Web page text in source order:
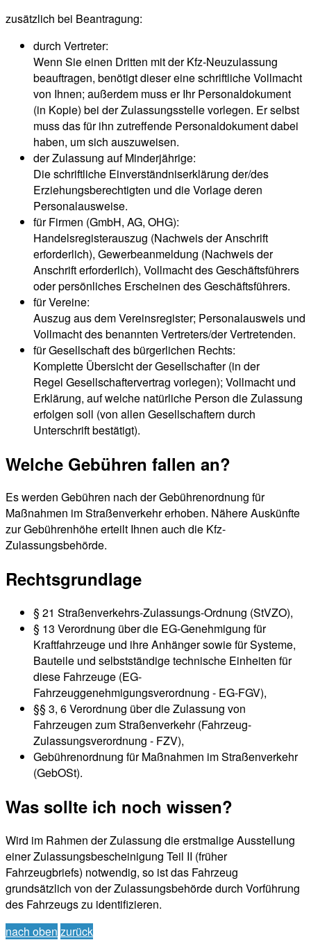
zusätzlich bei Beantragung:
durch Vertreter:
Wenn Sie einen Dritten mit der Kfz-Neuzulassung
beauftragen, benötigt dieser eine schriftliche Vollmacht
von Ihnen; außerdem muss er Ihr Personaldokument
(in Kopie) bei der Zulassungsstelle vorlegen. Er selbst
muss das für ihn zutreffende Personaldokument dabei
haben, um sich auszuweisen.
der Zulassung auf Minderjährige:
Die schriftliche Einverständniserklärung der/des
Erziehungsberechtigten und die Vorlage deren
Personalausweise.
für Firmen (GmbH, AG, OHG):
Handelsregisterauszug (Nachweis der Anschrift
erforderlich), Gewerbeanmeldung (Nachweis der
Anschrift erforderlich), Vollmacht des Geschäftsführers
oder persönliches Erscheinen des Geschäftsführers.
für Vereine:
Auszug aus dem Vereinsregister; Personalausweis und
Vollmacht des benannten Vertreters/der Vertretenden.
für Gesellschaft des bürgerlichen Rechts:
Komplette Übersicht der Gesellschafter (in der
Regel Gesellschaftervertrag vorlegen); Vollmacht und
Erklärung, auf welche natürliche Person die Zulassung
erfolgen soll (von allen Gesellschaftern durch
Unterschrift bestätigt).
Welche Gebühren fallen an?
Es werden Gebühren nach der Gebührenordnung für
Maßnahmen im Straßenverkehr erhoben. Nähere Auskünfte
zur Gebührenhöhe erteilt Ihnen auch die Kfz-
Zulassungsbehörde.
Rechtsgrundlage
§ 21 Straßenverkehrs-Zulassungs-Ordnung (StVZO),
§ 13 Verordnung über die EG-Genehmigung für
Kraftfahrzeuge und ihre Anhänger sowie für Systeme,
Bauteile und selbstständige technische Einheiten für
diese Fahrzeuge (EG-
Fahrzeuggenehmigungsverordnung - EG-FGV),
§§ 3, 6 Verordnung über die Zulassung von
Fahrzeugen zum Straßenverkehr (Fahrzeug-
Zulassungsverordnung - FZV),
Gebührenordnung für Maßnahmen im Straßenverkehr
(GebOSt).
Was sollte ich noch wissen?
Wird im Rahmen der Zulassung die erstmalige Ausstellung
einer Zulassungsbescheinigung Teil II (früher
Fahrzeugbriefs) notwendig, so ist das Fahrzeug
grundsätzlich von der Zulassungsbehörde durch Vorführung
des Fahrzeugs zu identifizieren.
nach oben zurück